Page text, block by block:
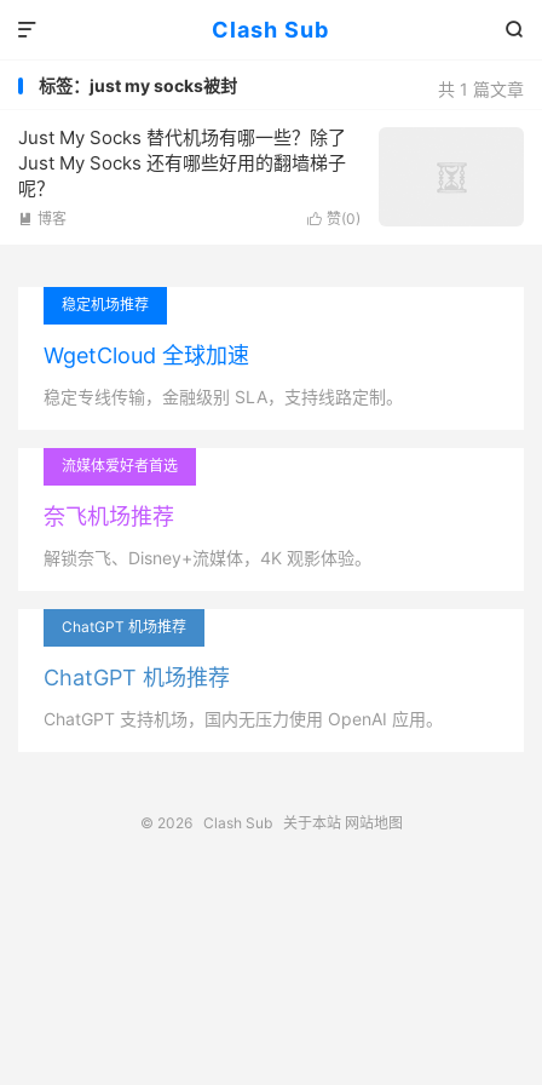
Clash Sub 

共 1 篇文章
标签：just my socks被封
Just My Socks 替代机场有哪一些？除了
Just My Socks 还有哪些好用的翻墙梯子
呢？
 赞(0)
 博客
稳定机场推荐
WgetCloud 全球加速
稳定专线传输，金融级别 SLA，支持线路定制。
流媒体爱好者首选
奈飞机场推荐
解锁奈飞、Disney+流媒体，4K 观影体验。
ChatGPT 机场推荐
ChatGPT 机场推荐
ChatGPT 支持机场，国内无压力使用 OpenAI 应用。
© 2026 Clash Sub 关于本站 网站地图